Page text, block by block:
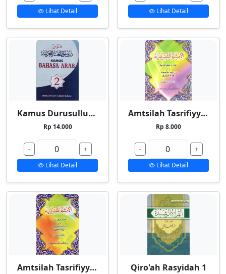
Lihat Detail
Lihat Detail
Kamus Durusullughah 2
Rp 14.000
-
+
Lihat Detail
Amtsilah Tasrifiyyah Kecil
Rp 8.000
-
+
Lihat Detail
Amtsilah Tasrifiyyah Besar Qiro'ah Rasyidah 1